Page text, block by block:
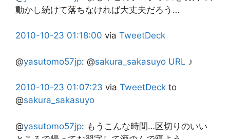
動かし続けて落ちなければ大丈夫だろう…
2010-10-23 01:18:00 via TweetDeck
@yasutomo57jp: @sakura_sakasuyo URL ♪
2010-10-23 01:07:23 via TweetDeck to
@sakura_sakasuyo
@yasutomo57jp: もうこんな時間…区切りのいい